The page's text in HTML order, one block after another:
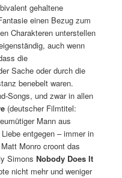
gehaltene
einen Bezug zum
Charakteren unterstellen
auch wenn
die
Sache oder durch die
benebelt waren.
Songs, und zwar in allen
(deutscher Filmtitel:
Mann aus
entgegen – immer in
Monro croont das
SimonsNobody Does It
nicht mehr und weniger